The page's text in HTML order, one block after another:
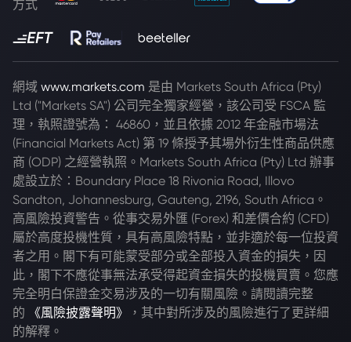
方式
網域 www.markets.com 是由 Markets South Africa (Pty)
Ltd ("Markets SA") 公司完全獨家經營，該公司受 FSCA 監
理，執照證號為： 46860，並且依據 2012 年金融市場法
(Financial Markets Act) 第 19 條授予其場外衍生性商品供應
商 (ODP) 之經營執照。Markets South Africa (Pty) Ltd 辦事
處設立於：Boundary Place 18 Rivonia Road, Illovo
Sandton, Johannesburg, Gauteng, 2196, South Africa。
高風險投資警告。從事交易外匯 (Forex) 和差價合約 (CFD)
屬於高度投機性質，具有高風險特點，並非適於每一位投資
者之用。閣下有可能蒙受部分或全部投入資金的損失，因
此，閣下不應從事無法承受得起資金損失的投機買賣。您應
完全明白保證金交易涉及的一切有關風險。請閱讀完整
的
《風險披露聲明》
，其中對所涉及的風險進行了更詳細
的解釋。